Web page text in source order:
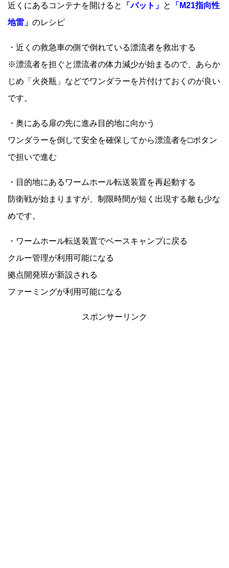
近くにあるコンテナを開けると
「バット」 と
「M21指向性
地雷」 のレシピ
・近くの救急車の側で倒れている漂流者を救出する
※漂流者を担ぐと漂流者の体力減少が始まるので、あらか
じめ「火炎瓶」などでワンダラーを片付けておくのが良い
です。
・奥にある扉の先に進み目的地に向かう
ワンダラーを倒して安全を確保してから漂流者を□ボタン
で担いで進む
・目的地にあるワームホール転送装置を再起動する
防衛戦が始まりますが、制限時間が短く出現する敵も少な
めです。
・ワームホール転送装置でベースキャンプに戻る
クルー管理が利用可能になる
拠点開発班が新設される
ファーミングが利用可能になる
スポンサーリンク